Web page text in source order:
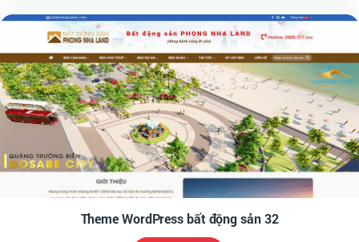
Theme WordPress bất động sản 32